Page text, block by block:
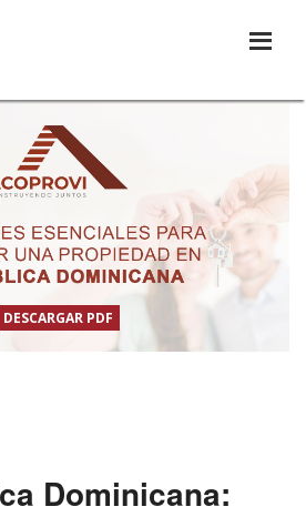
DESCARGAR PDF
Dominicana: